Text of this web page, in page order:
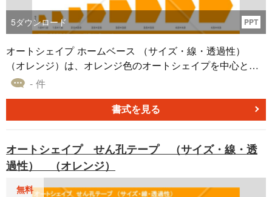
5ダウンロード PPT
オートシェイプ ホームベース （サイズ・線・透過性）
（オレンジ）は、オレンジ色のオートシェイプを中心とし
た多彩なデザイン要素を持つ素材です。こちらの素材は、
性を持つオートシェイプです。オレンジの明るい色調は、
文書やプレゼンテーションを一層魅力的に見せる助けとな
- 件
書式を見る
オートシェイプ せん孔テープ （サイズ・線・透
過性） （オレンジ）
無料